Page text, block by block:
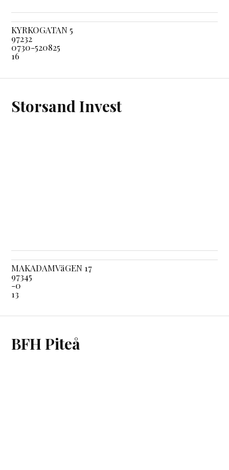
KYRKOGATAN 5
97232
0730-520825
16
Storsand Invest
MAKADAMVäGEN 17
97345
-0
13
BFH Piteå